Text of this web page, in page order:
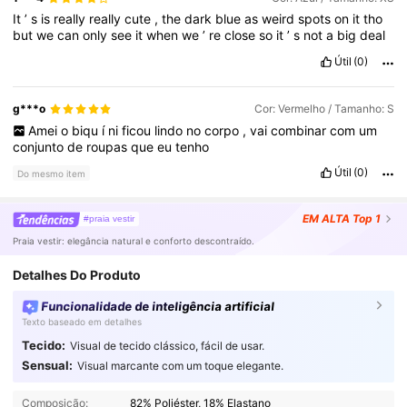
It’s is really reallycute ,thedark blueasweirdspotson ittho
butwecanonlysee itwhenwe’ recloseso it’s nota bigdeal
Útil (0)
g***o Cor: Vermelho / Tamanho: S
Amei o biqu í ni ficou lindo no corpo , vai combinar com um
conjuntode roupasqueeutenho
Do mesmo item Útil (0)
#praia vestir EM ALTA Top 1
Praia vestir: elegância natural e conforto descontraído.
Detalhes Do Produto
Funcionalidade de inteligência artificial
Texto baseado em detalhes
Tecido: Visual de tecido clássico, fácil de usar.
Sensual: Visual marcante com um toque elegante.
Composição: 82% Poliéster, 18% Elastano